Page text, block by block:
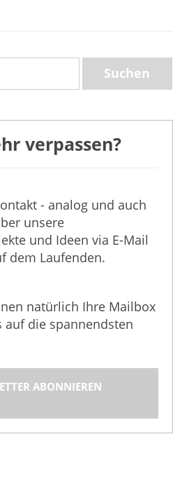
verpassen?
- analog und auch
unsere
und Ideen via E-Mail
dem Laufenden.
natürlich Ihre Mailbox
auf die spannendsten
ABONNIEREN